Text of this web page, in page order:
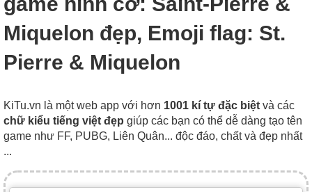
Miquelon đẹp, Emoji flag: St.
Pierre & Miquelon
KiTu.vn là một web app với hơn 1001 kí tự đặc biệt và các
chữ kiểu tiếng việt đẹp giúp các bạn có thể dễ dàng tạo tên
game như FF, PUBG, Liên Quân... độc đáo, chất và đẹp nhất
...